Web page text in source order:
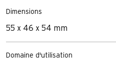
Dimensions
55 x 46 x 54 mm
Domaine d'utilisation